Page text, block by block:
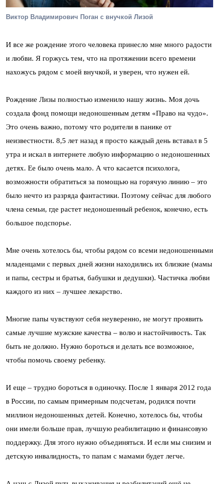
Виктор Владимирович Поган с внучкой Лизой
И все же рождение этого человека принесло мне много радости
и любви. Я горжусь тем, что на протяжении всего времени
нахожусь рядом с моей внучкой, и уверен, что нужен ей.
Рождение Лизы полностью изменило нашу жизнь. Моя дочь
создала фонд помощи недоношенным детям «Право на чудо».
Это очень важно, потому что родители в панике от
неизвестности. 8,5 лет назад я просто каждый день вставал в 5
утра и искал в интернете любую информацию о недоношенных
детях. Ее было очень мало. А что касается психолога,
возможности обратиться за помощью на горячую линию – это
было нечто из разряда фантастики. Поэтому сейчас для любого
члена семьи, где растет недоношенный ребенок, конечно, есть
большое подспорье.
Мне очень хотелось бы, чтобы рядом со всеми недоношенными
младенцами с первых дней жизни находились их близкие (мамы
и папы, сестры и братья, бабушки и дедушки). Частичка любви
каждого из них – лучшее лекарство.
Многие папы чувствуют себя неуверенно, не могут проявить
самые лучшие мужские качества – волю и настойчивость. Так
быть не должно. Нужно бороться и делать все возможное,
чтобы помочь своему ребенку.
И еще – трудно бороться в одиночку. После 1 января 2012 года
в России, по самым примерным подсчетам, родился почти
миллион недоношенных детей. Конечно, хотелось бы, чтобы
они имели больше прав, лучшую реабилитацию и финансовую
поддержку. Для этого нужно объединяться. И если мы снизим и
детскую инвалидность, то папам с мамами будет легче.